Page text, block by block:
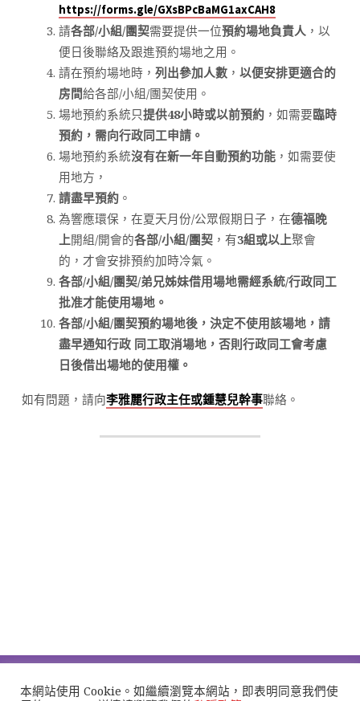
https://forms.gle/GXsBPcBaMG1axCAH8
請各部/小組/團契需要提供一位預約場地負責人，以
便日後聯絡及跟進預約場地之用。
請在預約場地時， 列出參加人數， 以便安排更適合的
房間給各部/小組/團契使用。
場地預約系統只提供48小時或以前預約，如需要臨時
預約，需向行政同工申請。
場地預約系統沒有在新一年自動預約功能，如需要使
用地方，
請盡早預約。
為響應環保，在夏天月份/公眾假期日子，在德福晚
上開組/開會的各部/小組/團契，有3組或以上聚會
的，才會安排預約加時冷氣。
各部/小組/團契/弟兄姊妹借用場地需經系統/行政同工
批准才能使用場地。
各部/小組/團契預約場地後，決定不使用該場地，請
盡早通知行政 同工取消場地，否則行政同工會考慮
日後借出場地的使用權。
如有問題，請向李雅麗行政主任或鍾慧兒幹事聯絡。
主頁 最新消息 認識我們 場地預約 奉獻 聯絡我們
本網站使用 Cookie。如繼續瀏覽本網站，即表明同意我們使